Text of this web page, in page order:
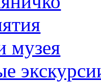
музея